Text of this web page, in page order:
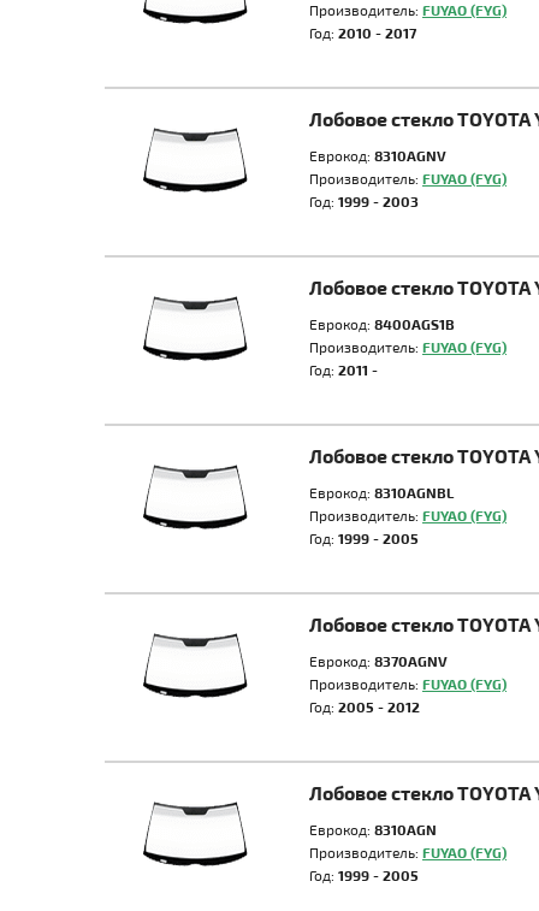
Производитель: FUYAO (FYG)
Год: 2010 - 2017
Лобовое стекло TOYOTA
Еврокод: 8310AGNV
Производитель: FUYAO (FYG)
Год: 1999 - 2003
Лобовое стекло TOYOTA
Еврокод: 8400AGS1B
Производитель: FUYAO (FYG)
Год: 2011 -
Лобовое стекло TOYOTA
Еврокод: 8310AGNBL
Производитель: FUYAO (FYG)
Год: 1999 - 2005
Лобовое стекло TOYOTA
Еврокод: 8370AGNV
Производитель: FUYAO (FYG)
Год: 2005 - 2012
Лобовое стекло TOYOTA
Еврокод: 8310AGN
Производитель: FUYAO (FYG)
Год: 1999 - 2005